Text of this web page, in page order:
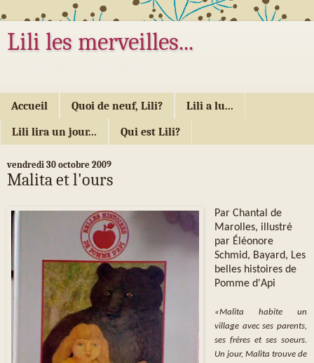
Lili les merveilles...
Accueil Quoi de neuf, Lili? Lili a lu...
Lili lira un jour... Qui est Lili?
vendredi 30 octobre 2009
Malita et l'ours
Par Chantal de
Marolles, illustré
par Éléonore
Schmid, Bayard, Les
belles histoires de
Pomme d'Api
«Malita habite un
village avec ses parents,
ses frères et ses soeurs.
Un jour, Malita trouve de